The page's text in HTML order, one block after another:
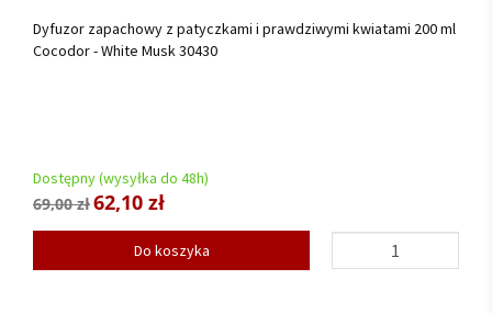
Dyfuzor zapachowy z patyczkami i prawdziwymi kwiatami 200 ml
Cocodor - White Musk 30430
Dostępny (wysyłka do 48h)
69,00 zł62,10 zł
Do koszyka